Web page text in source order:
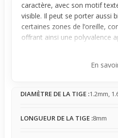
caractère, avec son motif
visible. Il peut se porter aussi
certaines zones de l’oreille,
offrant ainsi une polyvalence
la lèvre, il reste fixe et attire le
une touche stylée sans créer
En
DIAMÈTRE DE LA TIGE :1.2mm,
LONGUEUR DE LA TIGE :8mm